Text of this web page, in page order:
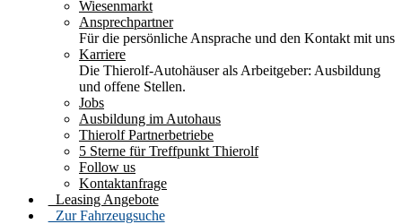
Wiesenmarkt
Ansprechpartner
Für die persönliche Ansprache und den Kontakt mit uns
Karriere
Die Thierolf-Autohäuser als Arbeitgeber: Ausbildung
und offene Stellen.
Jobs
Ausbildung im Autohaus
Thierolf Partnerbetriebe
5 Sterne für Treffpunkt Thierolf
Follow us
Kontaktanfrage
Leasing Angebote
Zur Fahrzeugsuche